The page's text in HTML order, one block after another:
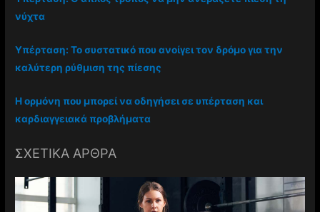
νύχτα
Υπέρταση: Το συστατικό που ανοίγει τον δρόμο για την
καλύτερη ρύθμιση της πίεσης
Η ορμόνη που μπορεί να οδηγήσει σε υπέρταση και
καρδιαγγειακά προβλήματα
ΣΧΕΤΙΚΑ ΑΡΘΡΑ